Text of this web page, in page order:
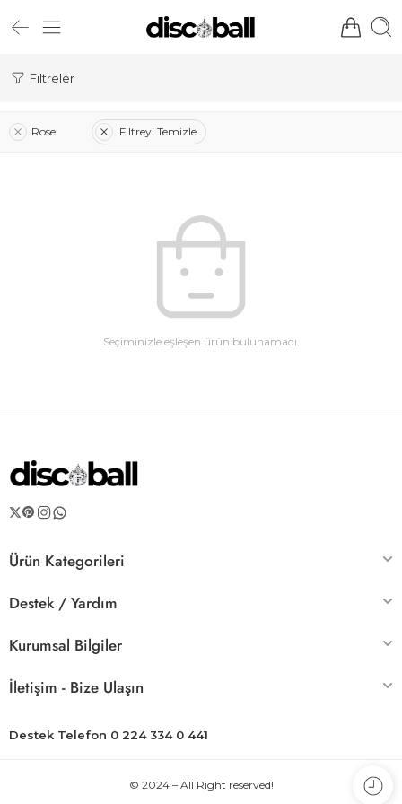
Filtreler
Rose Filtreyi Temizle
Seçiminizle eşleşen ürün bulunamadı.
Ürün Kategorileri
Destek / Yardım
Kurumsal Bilgiler
İletişim - Bize Ulaşın
Destek Telefon 0 224 334 0 441
© 2024 – All Right reserved!